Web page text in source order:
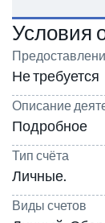
Условия
Не требуется
Описание
Подробное
Тип счёта
Личные.
Виды счетов